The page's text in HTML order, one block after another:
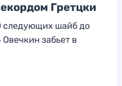
Гретцки
следующих шайб до
забьет в